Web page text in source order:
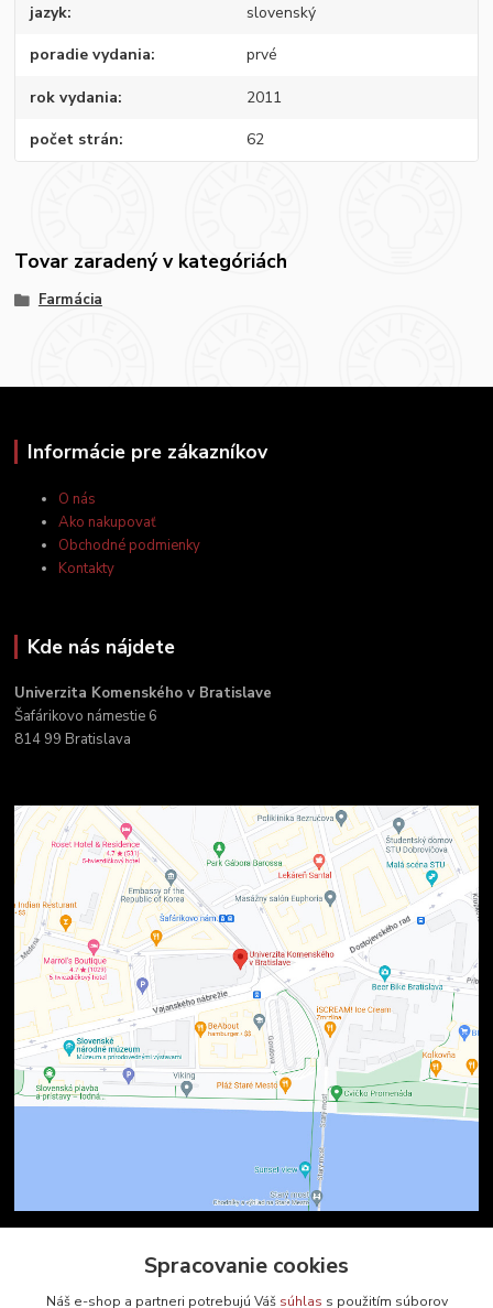
jazyk slovenský
poradie vydania prvé
rok vydania 2011
počet strán 62
Tovar zaradený v kategóriách
Farmácia
Informácie pre zákazníkov
O nás
Ako nakupovať
Obchodné podmienky
Kontakty
Kde nás nájdete
Univerzita Komenského v Bratislave
Šafárikovo námestie 6
814 99 Bratislava
Spracovanie cookies
Náš e-shop a partneri potrebujú Váš súhlas s použitím súborov